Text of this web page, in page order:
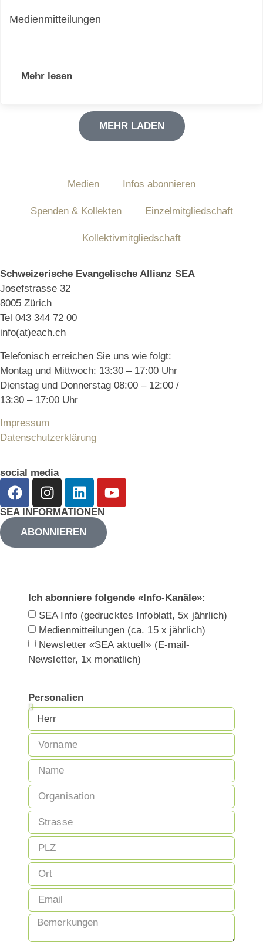
Medienmitteilungen
Mehr lesen
MEHR LADEN
Medien Infos abonnieren
Spenden & Kollekten Einzelmitgliedschaft
Kollektivmitgliedschaft
Schweizerische Evangelische Allianz SEA
Josefstrasse 32
8005 Zürich
Tel 043 344 72 00
info(at)each.ch
Telefonisch erreichen Sie uns wie folgt:
Montag und Mittwoch: 13:30 – 17:00 Uhr
Dienstag und Donnerstag 08:00 – 12:00 /
13:30 – 17:00 Uhr
Impressum
Datenschutzerklärung
social media
SEA INFORMATIONEN
ABONNIEREN
Ich abonniere folgende «Info-Kanäle»:
SEA Info (gedrucktes Infoblatt, 5x jährlich)
Medienmitteilungen (ca. 15 x jährlich)
Newsletter «SEA aktuell» (E-mail-
Newsletter, 1x monatlich)
Personalien